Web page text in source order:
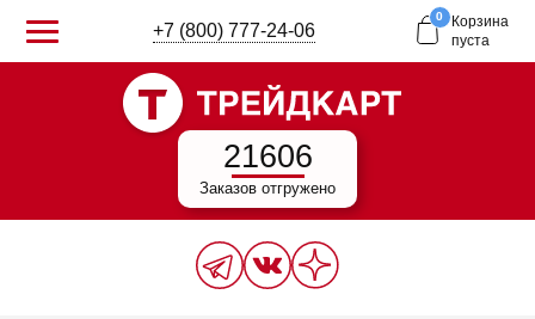
+7 (800) 777-24-06
0
Корзина
пуста
21606
Заказов отгружено